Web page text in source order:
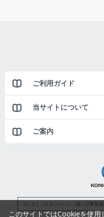
ご利用ガイド
当サイトについて
ご案内
コニカミノルタジャパン（株）は事業
このサイトではCookieを使用